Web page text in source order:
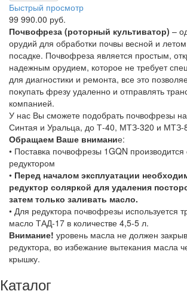
Быстрый просмотр
99 990.00 руб.
Почвофреза (роторный культиватор) –
орудий для обработки почвы весной и
посадке. Почвофреза является простым,
надежным орудием, которое не требует
для диагностики и ремонта, все это
покупать фрезу удаленно и отправлять
компанией.
У нас Вы сможете подобрать почвофрезы
Синтая и Уральца, до Т-40, МТЗ-320 и МТЗ-
Обращаем Ваше внимание:
• Поставка почвофрезы 1GQN производится
редуктором
• Перед началом эксплуатации
редуктор соляркой для удаления
затем только заливать масло.
• Для редуктора почвофрезы используется
масло ТАД-17 в количестве 4,5-5 л.
Внимание! уровень масла не должен
редуктора, во избежание вытекания масла
крышку.
Каталог